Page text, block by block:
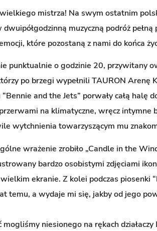
mistrza! Na swym ostatnim
muzyczną podróż
które pozostaną z nami do końca
punktualnie o godzinie 20, przywitany
po brzegi wypełnili TAURON Arenę
and the Jets” porwały całą halę
na klimatyczne, wręcz intymne
wytchnienia towarzyszącym mu
wrażenie zrobiło „Candle in the
bardzo osobistymi zdjęciami
ekranie. Z kolei podczas piosenki
temu, a wydaje mi się, jakby od jego
niesionego na rękach działaczy